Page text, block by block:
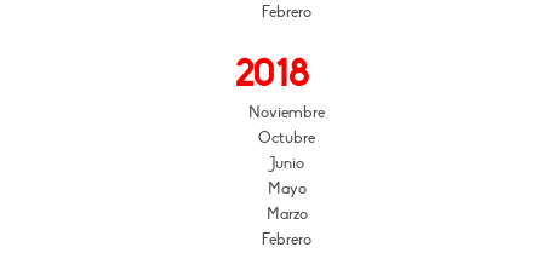
Febrero
2018
Noviembre
Octubre
Junio
Mayo
Marzo
Febrero